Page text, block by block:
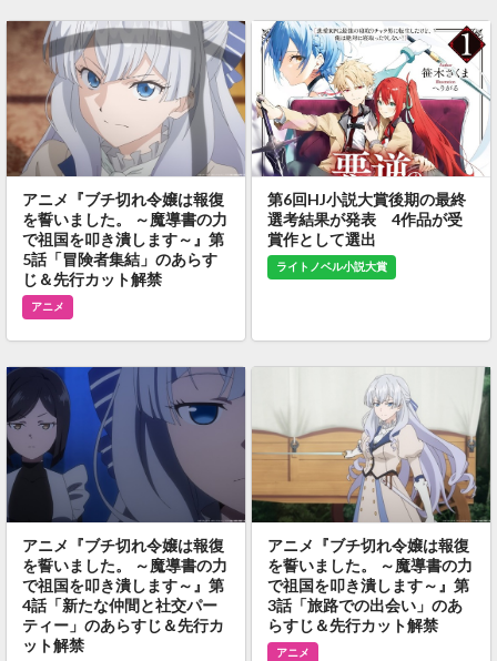
アニメ『ブチ切れ令嬢は報復
を誓いました。 ～魔導書の力
で祖国を叩き潰します～』第
5話「冒険者集結」のあらす
じ＆先行カット解禁
アニメ
第6回HJ小説大賞後期の最終
選考結果が発表 4作品が受
賞作として選出
ライトノベル小説大賞
アニメ『ブチ切れ令嬢は報復
を誓いました。 ～魔導書の力
で祖国を叩き潰します～』第
4話「新たな仲間と社交パー
ティー」のあらすじ＆先行カ
ット解禁
アニメ『ブチ切れ令嬢は報復
を誓いました。 ～魔導書の力
で祖国を叩き潰します～』第
3話「旅路での出会い」のあ
らすじ＆先行カット解禁
アニメ